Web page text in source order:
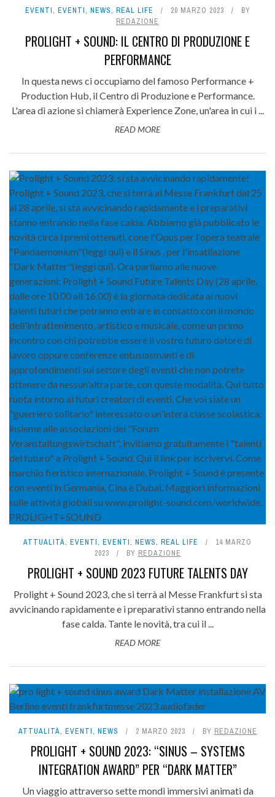
EVENTI, EVENTI, NEWS, REAL LIFE 20 MARZO 2023
BY
REDAZIONE
PROLIGHT + SOUND: IL CENTRO DI PRODUZIONE E
PERFORMANCE
In questa news ci occupiamo del famoso Performance +
Production Hub, il Centro di Produzione e Performance.
L'area di azione si chiamerà Experience Zone, un'area in cui i ...
READ MORE
ATTUALITÀ, EVENTI, EVENTI, NEWS, REAL LIFE
14 MARZO
2023
BY REDAZIONE
PROLIGHT + SOUND 2023 FUTURE TALENTS DAY
Prolight + Sound 2023, che si terrà al Messe Frankfurt si sta
avvicinando rapidamente e i preparativi stanno entrando nella
fase calda. Tante le novità, tra cui il ...
READ MORE
ATTUALITÀ, EVENTI, NEWS 2 MARZO 2023 BY REDAZIONE
PROLIGHT + SOUND 2023: “SINUS – SYSTEMS
INTEGRATION AWARD” PER “DARK MATTER”
Un viaggio attraverso sette mondi immersivi animati da